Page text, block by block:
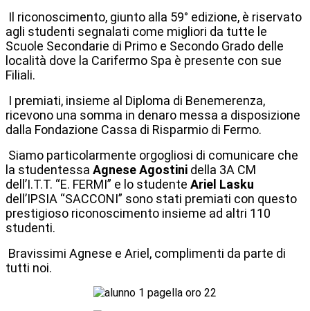
Il riconoscimento, giunto alla 59° edizione, è riservato
agli studenti segnalati come migliori da tutte le
Scuole Secondarie di Primo e Secondo Grado delle
località dove la Carifermo Spa è presente con sue
Filiali.
I premiati, insieme al Diploma di Benemerenza,
ricevono una somma in denaro messa a disposizione
dalla Fondazione Cassa di Risparmio di Fermo.
Siamo particolarmente orgogliosi di comunicare che
la studentessa Agnese Agostini della 3A CM
dell’I.T.T. “E. FERMI” e lo studente Ariel Lasku
dell’IPSIA “SACCONI” sono stati premiati con questo
prestigioso riconoscimento insieme ad altri 110
studenti.
Bravissimi Agnese e Ariel, complimenti da parte di
tutti noi.